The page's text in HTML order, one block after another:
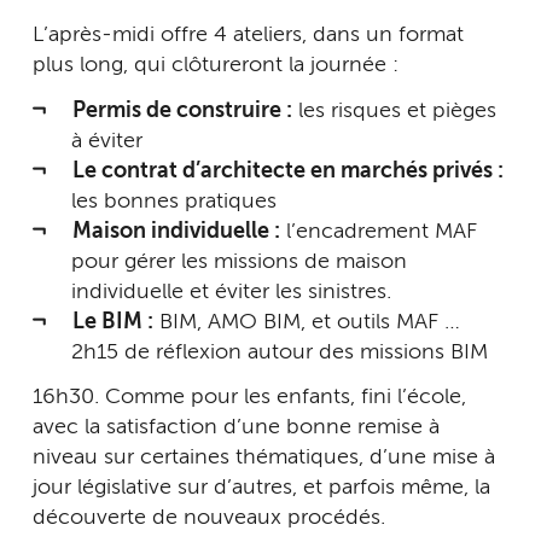
L’après-midi offre 4 ateliers, dans un format
plus long, qui clôtureront la journée :
Permis de construire : les risques et pièges
à éviter
Le contrat d’architecte en marchés privés :
les bonnes pratiques
Maison individuelle : l’encadrement MAF
pour gérer les missions de maison
individuelle et éviter les sinistres.
Le BIM : BIM, AMO BIM, et outils MAF …
2h15 de réflexion autour des missions BIM
16h30. Comme pour les enfants, fini l’école,
avec la satisfaction d’une bonne remise à
niveau sur certaines thématiques, d’une mise à
jour législative sur d’autres, et parfois même, la
découverte de nouveaux procédés.